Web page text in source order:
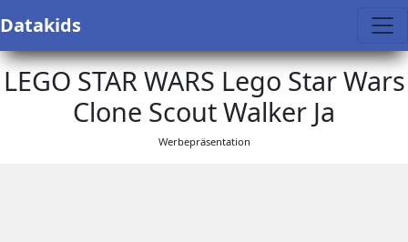
Datakids
LEGO STAR WARS Lego Star Wars
Clone Scout Walker Ja
Werbepräsentation